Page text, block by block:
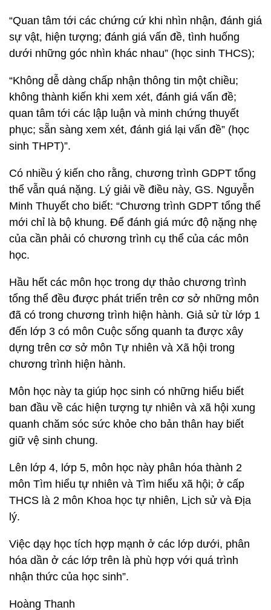
“Quan tâm tới các chứng cứ khi nhìn nhận, đánh giá
sự vật, hiện tượng; đánh giá vấn đề, tình huống
dưới những góc nhìn khác nhau” (học sinh THCS);
“Không dễ dàng chấp nhận thông tin một chiều;
không thành kiến khi xem xét, đánh giá vấn đề;
quan tâm tới các lập luận và minh chứng thuyết
phục; sẵn sàng xem xét, đánh giá lại vấn đề” (học
sinh THPT)”.
Có nhiều ý kiến cho rằng, chương trình GDPT tổng
thể vẫn quá nặng. Lý giải về điều này, GS. Nguyễn
Minh Thuyết cho biết: “Chương trình GDPT tổng thể
mới chỉ là bộ khung. Để đánh giá mức độ nặng nhẹ
của cần phải có chương trình cụ thể của các môn
học.
Hầu hết các môn học trong dự thảo chương trình
tổng thể đều được phát triển trên cơ sở những môn
đã có trong chương trình hiện hành. Giả sử từ lớp 1
đến lớp 3 có môn Cuộc sống quanh ta được xây
dựng trên cơ sở môn Tự nhiên và Xã hội trong
chương trình hiện hành.
Môn học này ta giúp học sinh có những hiểu biết
ban đầu về các hiện tượng tự nhiên và xã hội xung
quanh chăm sóc sức khỏe cho bản thân hay biết
giữ vệ sinh chung.
Lên lớp 4, lớp 5, môn học này phân hóa thành 2
môn Tìm hiểu tự nhiên và Tìm hiểu xã hội; ở cấp
THCS là 2 môn Khoa học tự nhiên, Lịch sử và Địa
lý.
Việc dạy học tích hợp mạnh ở các lớp dưới, phân
hóa dần ở các lớp trên là phù hợp với quá trình
nhận thức của học sinh”.
Hoàng Thanh